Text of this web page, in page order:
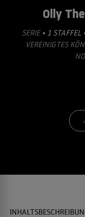
Olly
SERIE • 1 STAFFEL
VEREINIGTES